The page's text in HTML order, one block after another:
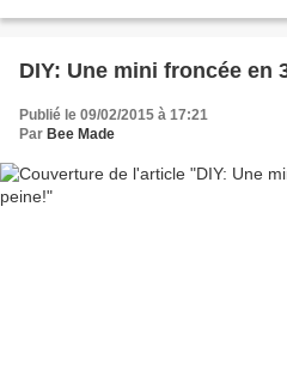
DIY: Une mini froncée en
Publié le 09/02/2015 à 17:21
Par Bee Made